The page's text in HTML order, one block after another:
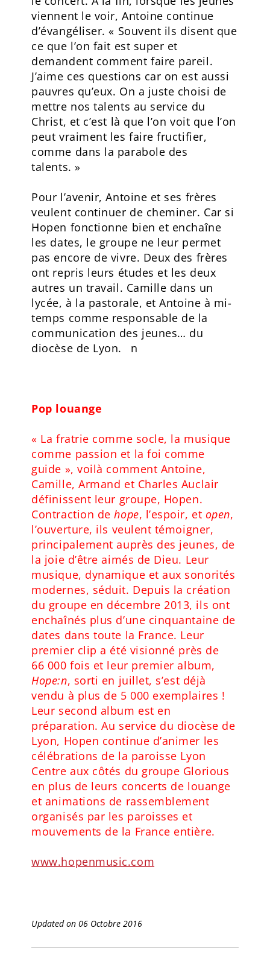
viennent le voir, Antoine continue
d’évangéliser. « Souvent ils disent que
ce que l’on fait est super et
demandent comment faire pareil.
J’aime ces questions car on est aussi
pauvres qu’eux. On a juste choisi de
mettre nos talents au service du
Christ, et c’est là que l’on voit que l’on
peut vraiment les faire fructifier,
comme dans la parabole des
talents. »
Pour l’avenir, Antoine et ses frères
veulent continuer de cheminer. Car si
Hopen fonctionne bien et enchaîne
les dates, le groupe ne leur permet
pas encore de vivre. Deux des frères
ont repris leurs études et les deux
autres un travail. Camille dans un
lycée, à la pastorale, et Antoine à mi-
temps comme responsable de la
communication des jeunes… du
diocèse de Lyon. n
Pop louange
« La fratrie comme socle, la musique
comme passion et la foi comme
guide », voilà comment Antoine,
Camille, Armand et Charles Auclair
définissent leur groupe, Hopen.
Contraction dehope, l’espoir, et open,
l’ouverture, ils veulent témoigner,
principalement auprès des jeunes, de
la joie d’être aimés de Dieu. Leur
musique, dynamique et aux sonorités
modernes, séduit. Depuis la création
du groupe en décembre 2013, ils ont
enchaînés plus d’une cinquantaine de
dates dans toute la France. Leur
premier clip a été visionné près de
66 000 fois et leur premier album,
Hope:n, sorti en juillet, s’est déjà
vendu à plus de 5 000 exemplaires !
Leur second album est en
préparation. Au service du diocèse de
Lyon, Hopen continue d’animer les
célébrations de la paroisse Lyon
Centre aux côtés du groupe Glorious
en plus de leurs concerts de louange
et animations de rassemblement
organisés par les paroisses et
mouvements de la France entière.
www.hopenmusic.com
Updated on 06 Octobre 2016